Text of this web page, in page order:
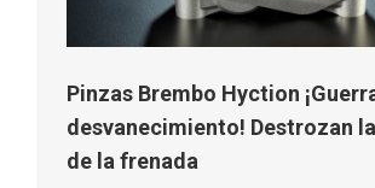
Pinzas Brembo Hyction
desvanecimiento! Destrozan
de la frenada